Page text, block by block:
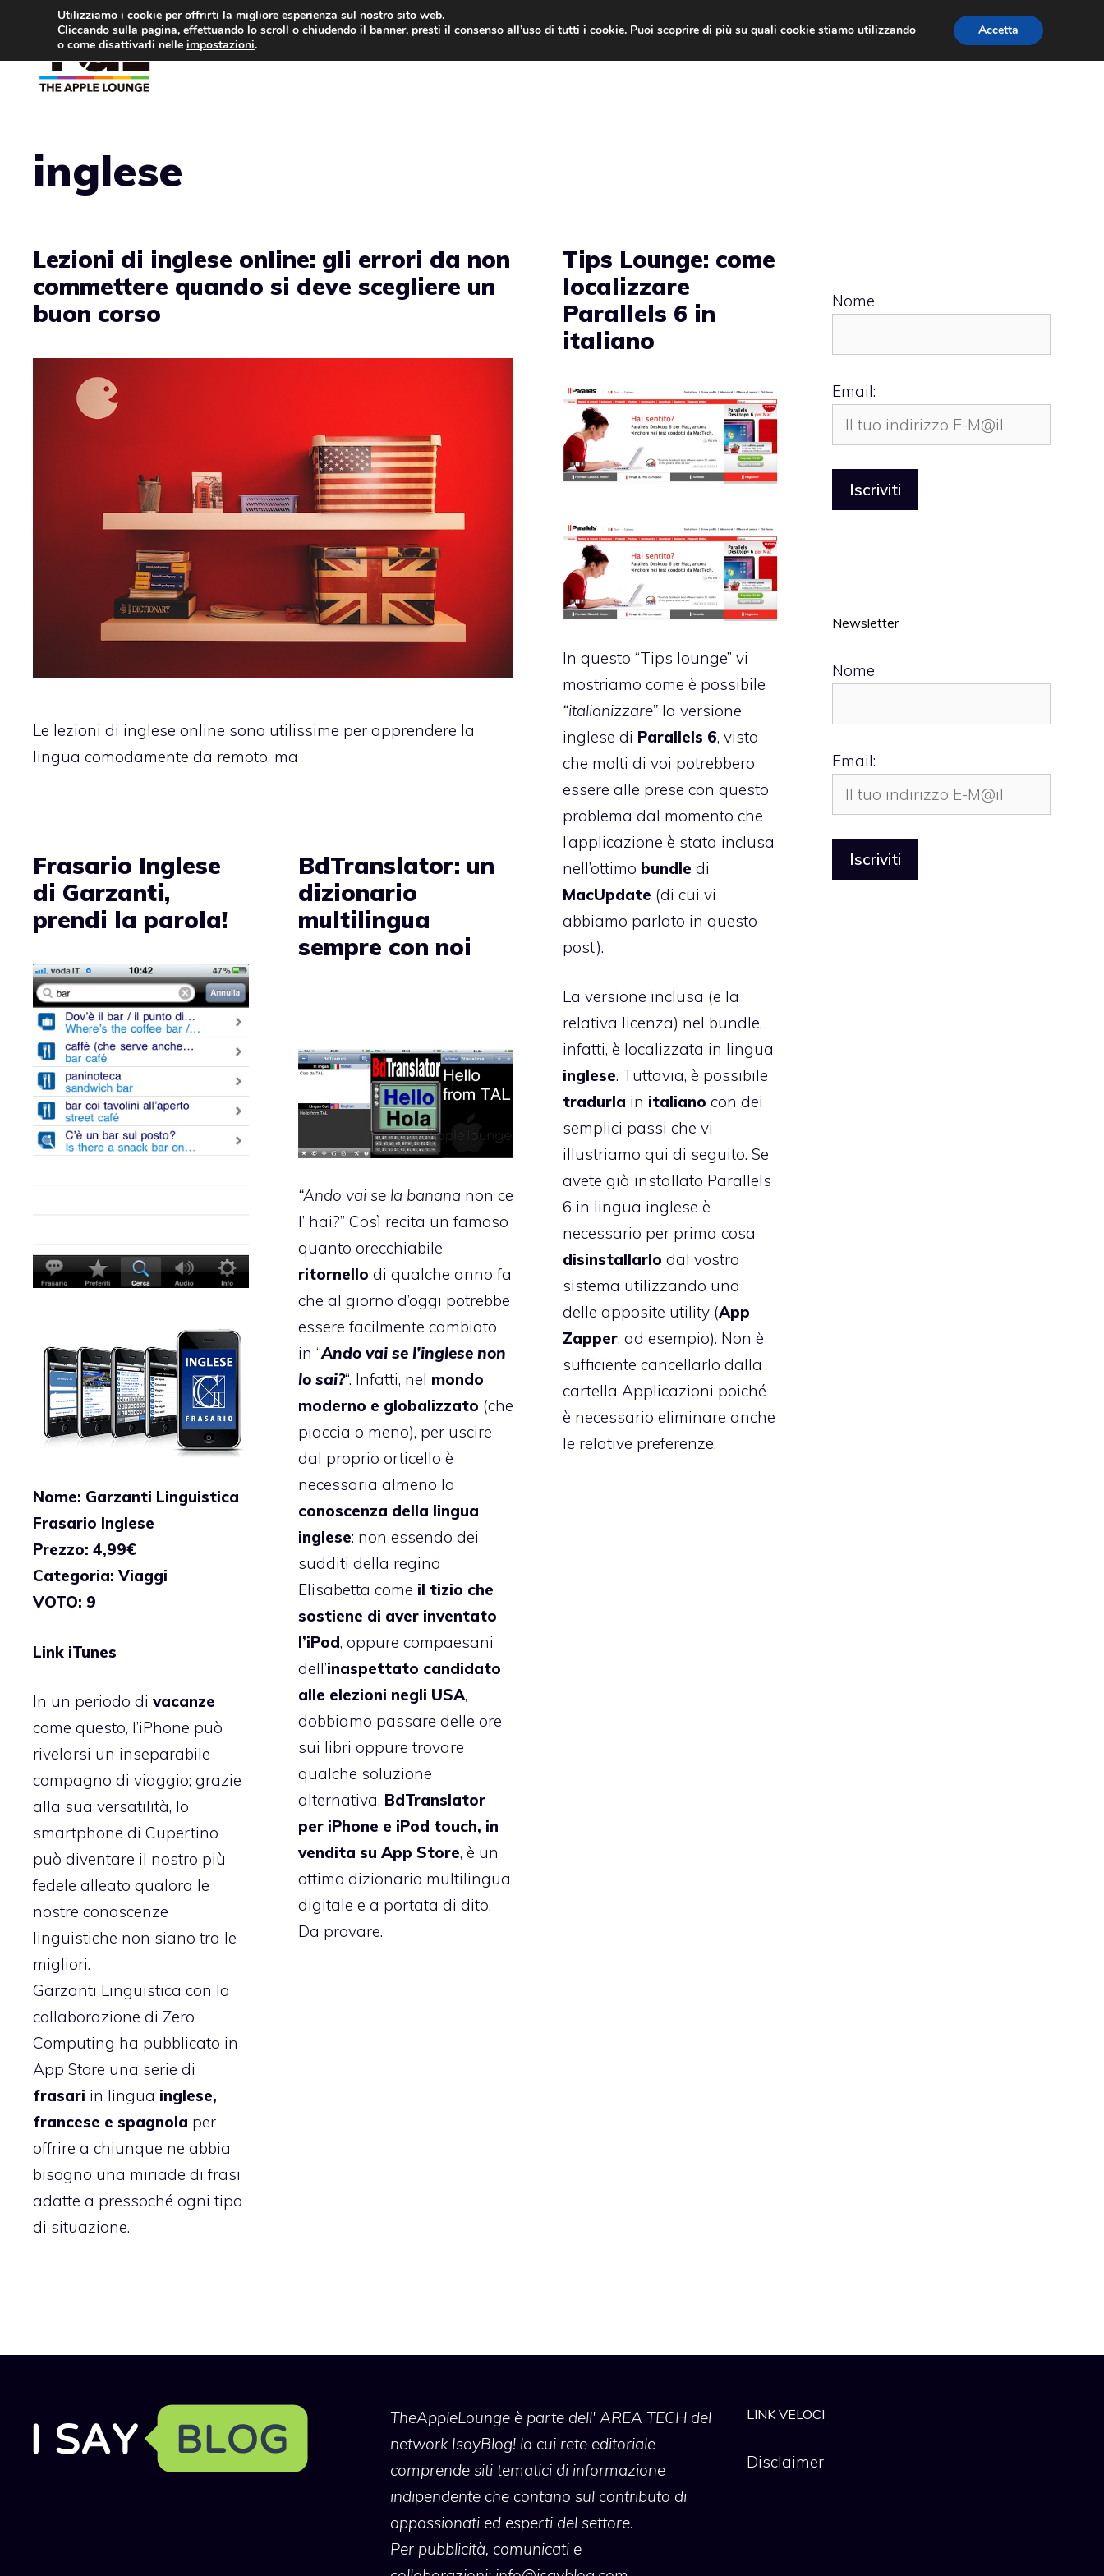
contenuto
inglese
Lezioni di inglese online: gli errori da non
commettere quando si deve scegliere un
buon corso
Le lezioni di inglese online sono utilissime per apprendere la
lingua comodamente da remoto, ma
Tips Lounge: come
localizzare
Parallels 6 in
italiano
In questo “Tips lounge” vi
mostriamo come è possibile
“italianizzare” la versione
inglese di Parallels 6, visto
che molti di voi potrebbero
essere alle prese con questo
problema dal momento che
l’applicazione è stata inclusa
nell’ottimo bundle di
MacUpdate (di cui vi
abbiamo parlato inquesto
post).
La versione inclusa (e la
relativa licenza) nel bundle,
infatti, è localizzata in lingua
inglese. Tuttavia, è possibile
tradurla in italiano con dei
semplici passi che vi
illustriamo qui di seguito. Se
avete già installato Parallels
6 in lingua inglese è
necessario per prima cosa
disinstallarlo dal vostro
sistema utilizzando una
delle apposite utility (App
Zapper, ad esempio). Non è
sufficiente cancellarlo dalla
cartella Applicazioni poiché
è necessario eliminare anche
le relative preferenze.
Frasario Inglese
di Garzanti,
prendi la parola!
Nome: Garzanti Linguistica
Frasario Inglese
Prezzo: 4,99€
Categoria: Viaggi
VOTO: 9
Link iTunes
In un periodo di vacanze
come questo, l’iPhone può
rivelarsi un inseparabile
compagno di viaggio; grazie
alla sua versatilità, lo
smartphone di Cupertino
può diventare il nostro più
fedele alleato qualora le
nostre conoscenze
linguistiche non siano tra le
migliori.
Garzanti Linguistica con la
collaborazione di Zero
Computing ha pubblicato in
App Store una serie di
frasari in lingua inglese,
francese e spagnola per
offrire a chiunque ne abbia
bisogno una miriade di frasi
adatte a pressoché ogni tipo
di situazione.
BdTranslator: un
dizionario
multilingua
sempre con noi
“Ando vai se la banana non ce
l’ hai?” Così recita un famoso
quanto orecchiabile
ritornello di qualche anno fa
che al giorno d’oggi potrebbe
essere facilmente cambiato
in “Ando vai se l’inglese non
lo sai?“. Infatti, nel mondo
moderno e globalizzato (che
piaccia o meno), per uscire
dal proprio orticello è
necessaria almeno la
conoscenza della lingua
inglese: non essendo dei
sudditi della regina
Elisabetta come il tizio che
sostiene di aver inventato
l’iPod, oppure compaesani
dell’inaspettato candidato
alle elezioni negli USA,
dobbiamo passare delle ore
sui libri oppure trovare
qualche soluzione
alternativa. BdTranslator
per iPhone e iPod touch, in
vendita su App Store, è un
ottimo dizionario multilingua
digitale e a portata di dito.
Da provare.
Nome
Email:
Newsletter
Nome
Email:
TheAppleLoungeè parte dell' AREA TECH del
network IsayBlog! la cui rete editoriale
comprende siti tematici di informazione
indipendente che contano sul contributo di
appassionati ed esperti del settore.
Per pubblicità, comunicati e
LINK VELOCI
Disclaimer
Utilizziamo i cookie per offrirti la migliore esperienza sul nostro sito web.
Cliccando sulla pagina, effettuando lo scroll o chiudendo il banner, presti il consenso all’uso di tutti i cookie. Puoi scoprire di più su quali cookie stiamo utilizzando
o come disattivarli nelle impostazioni.
Accetta